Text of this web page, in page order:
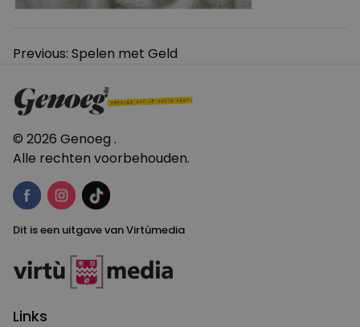
Bericht
Previous: Spelen met Geld
© 2026 Genoeg .
Alle rechten voorbehouden.
Dit is een uitgave van Virtùmedia
Links